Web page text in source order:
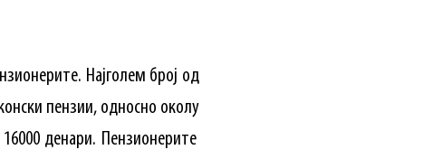
Најголем број од
пензии, односно околу
денари. Пензионерите